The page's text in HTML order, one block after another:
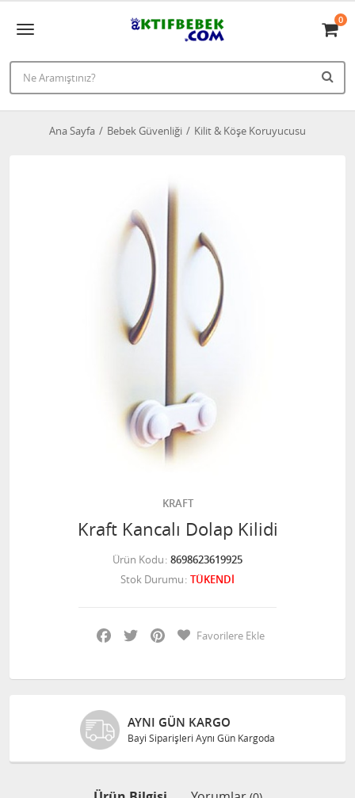
0
Ana Sayfa Bebek Güvenliği Kilit & Köşe Koruyucusu
KRAFT
Kraft Kancalı Dolap Kilidi
Ürün Kodu 8698623619925
Stok Durumu TÜKENDİ
Facebook
Twitter PinterestFavorilere Ekle
AYNI GÜN KARGO
Bayi Siparişleri Aynı Gün Kargoda